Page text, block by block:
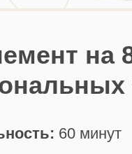
на
60 минут